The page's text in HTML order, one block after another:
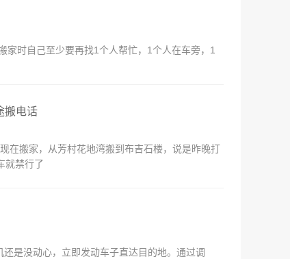
家时自己至少要再找1个人帮忙，1个人在车旁，1
搬电话
在搬家，从芳村花地湾搬到布吉石楼，说是昨晚打
就禁行了
是没动心，立即发动车子直达目的地。通过调